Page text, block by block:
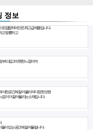
정보
접합하여 만든 최고급 제품입니다.
고 영롱하고
부드럽고 따뜻한 느낌이며
식한 공간에 잘 어울리며 다정한 오랜
낌이 더 잘 어울리는 소재입니다.
이 있는 공간에 잘 어울립니다.